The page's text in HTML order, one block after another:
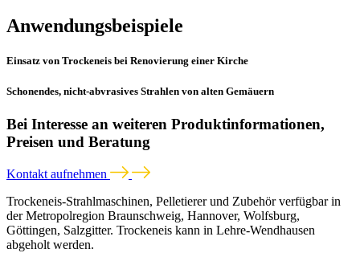
Anwendungsbeispiele
Einsatz von Trockeneis bei Renovierung einer Kirche
Schonendes, nicht-abvrasives Strahlen von alten Gemäuern
Bei Interesse an weiteren Produktinformationen,
Preisen und Beratung
Kontakt aufnehmen
Trockeneis-Strahlmaschinen, Pelletierer und Zubehör verfügbar in
der Metropolregion Braunschweig, Hannover, Wolfsburg,
Göttingen, Salzgitter. Trockeneis kann in Lehre-Wendhausen
abgeholt werden.